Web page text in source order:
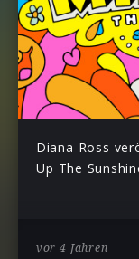
Diana Ross
Up The
vor 4 Jahren